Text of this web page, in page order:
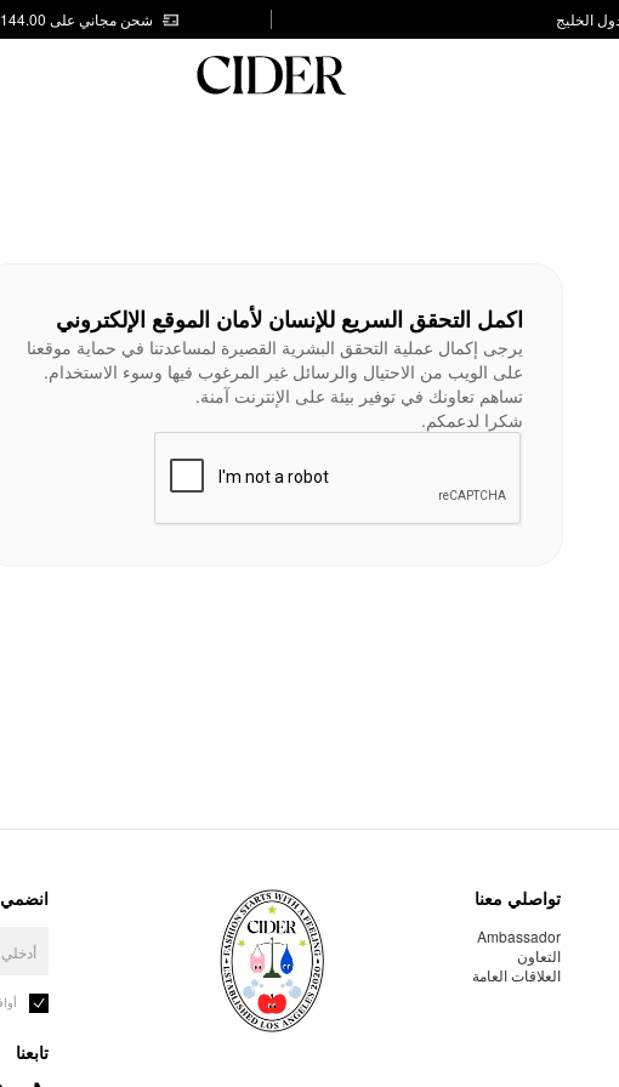
شحن مجاني على AED 144.00
اكمل التحقق السريع للإنسان لأمان الموقع الإلكتروني
يرجى إكمال عملية التحقق البشرية القصيرة لمساعدتنا في حماية موقعنا
على الويب من الاحتيال والرسائل غير المرغوب فيها وسوء الاستخدام.
تساهم تعاونك في توفير بيئة على الإنترنت آمنة.
شكرا لدعمكم.
تواصلي معنا
Ambassador
التعاون
العلاقات العامة
انضمي
تابعنا